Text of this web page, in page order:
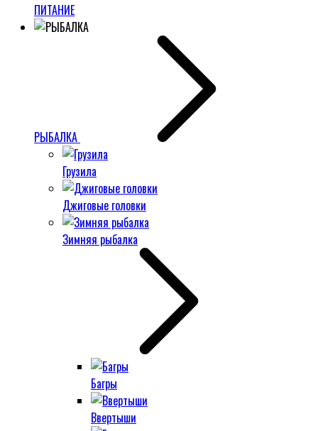
ПИТАНИЕ
РЫБАЛКА
Грузила
Джиговые головки
Зимняя рыбалка
Багры
Ввертыши